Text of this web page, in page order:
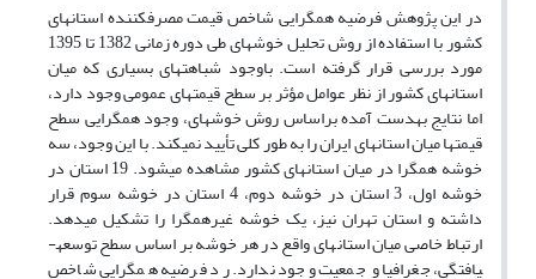
در این پژوهش فرضیه همگرایی شاخص قیمت­ مصرف­کننده استان­های
کشور با استفاده از روش تحلیل خوشه­ای طی دوره زمانی 1382 تا 1395
مورد بررسی قرار گرفته است. باوجود شباهت­های بسیاری که میان
استان­های کشور از نظر عوامل مؤثر بر سطح قیمت­های عمومی وجود دارد،
اما نتایج به­دست آمده براساس روش خوشه­ای، وجود همگرایی سطح
قیمت­ها میان استان­های ایران را به ­طور کلی تأیید نمی­کند. با این وجود، سه
خوشه همگرا در میان استان‏های کشور مشاهده می­شود. 19 استان در
خوشه اول، 3 استان در خوشه دوم، 4 استان در خوشه سوم قرار
داشته و استان تهران نیز، یک خوشه غیرهمگرا را تشکیل می­دهد.
ارتباط خاصی میان استان­های واقع در هر خوشه بر اساس سطح توسعه­
یافتگی، جغرافیا و جمعیت وجود ندارد. رد فرضیه همگرایی شاخص